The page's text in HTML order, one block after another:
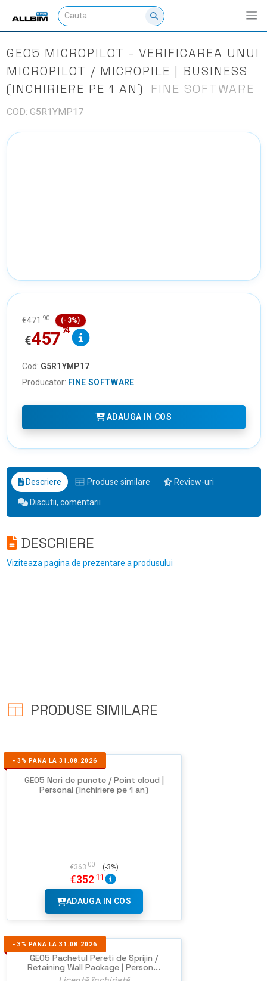
GEO5 MICROPILOT - VERIFICAREA UNUI
MICROPILOT / MICROPILE | BUSINESS
(INCHIRIERE PE 1 AN)
FINE SOFTWARE
COD: G5R1YMP17
€471 90 (-3%)
€45774
Cod: G5R1YMP17
Producator: FINE SOFTWARE
ADAUGA IN COS
Descriere Produse similare Review-uri
Discutii, comentarii
DESCRIERE
Viziteaza pagina de prezentare a produsului
PRODUSE SIMILARE
- 3% PANA LA 31.08.2026
GEO5 Nori de puncte / Point cloud |
Personal (Inchiriere pe 1 an)
€363 00 (-3%)
€352 11
ADAUGA IN COS
- 3% PANA LA 31.08.2026
GEO5 Pachetul Pereti de Sprijin /
Retaining Wall Package | Person...